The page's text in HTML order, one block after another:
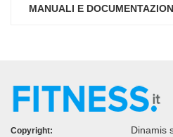
MANUALI E
Copyright:
Dinamis